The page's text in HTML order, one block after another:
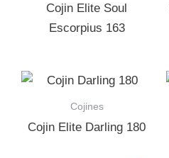
Cojin Elite Soul
Escorpius 163
Cojines
Cojin Elite Darling 180